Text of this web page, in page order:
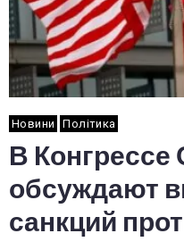
Новини Політика
В
обсуждают
санкций